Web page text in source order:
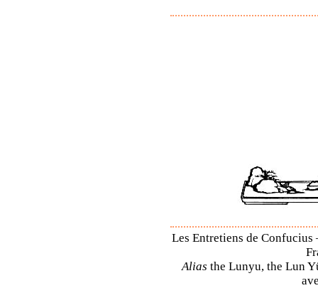
Les Entretiens de
Alias the Lunyu, the Lun